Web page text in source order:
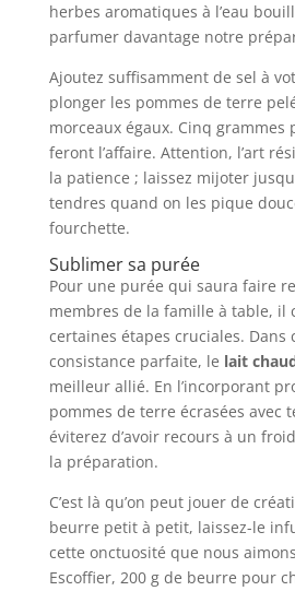
herbes aromatiques à l’eau
parfumer davantage notre
Ajoutez suffisamment de sel à
plonger les pommes de terre
morceaux égaux. Cinq grammes
feront l’affaire. Attention, l’art
la patience ; laissez mijoter
tendres quand on les pique
fourchette.
Sublimer sa purée
Pour une purée qui saura faire
membres de la famille à table, il
certaines étapes cruciales. Dans
consistance parfaite, le lait
meilleur allié. En l’incorporant
pommes de terre écrasées avec
éviterez d’avoir recours à un
la préparation.
C’est là qu’on peut jouer de
beurre petit à petit, laissez-le
cette onctuosité que nous
Escoffier, 200 g de beurre pour